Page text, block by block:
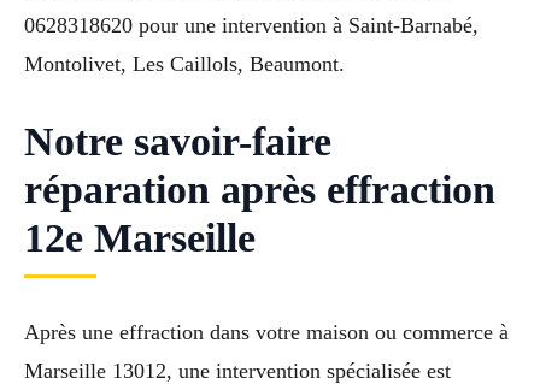
0628318620 pour une intervention à Saint-Barnabé,
Montolivet, Les Caillols, Beaumont.
Notre savoir-faire
réparation après effraction
12e Marseille
Après une effraction dans votre maison ou commerce à
Marseille 13012, une intervention spécialisée est